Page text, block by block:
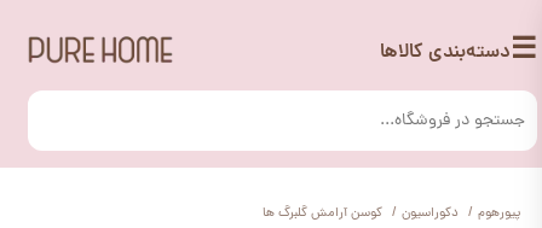
☰دسته‌بندی کالاها
پیورهوم دکوراسیون کوسن آرامش گلبرگ ها